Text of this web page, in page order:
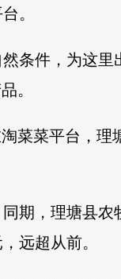
。
条件，为这里
。
菜菜平台，理
期，理塘县农
远超从前。